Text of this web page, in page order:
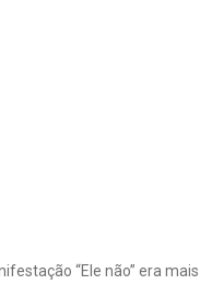
“Ele não” era mais